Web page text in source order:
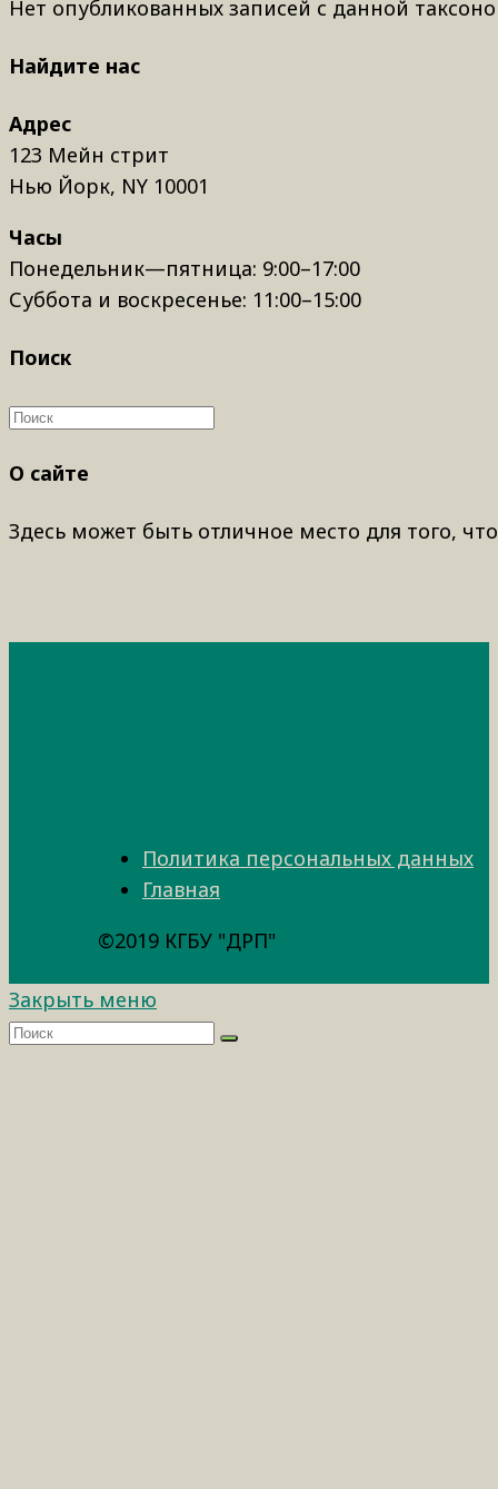
Нет опубликованных записей с данной
Найдите нас
Адрес
123 Мейн стрит
Нью Йорк, NY 10001
Часы
Понедельник—пятница: 9:00–17:00
Суббота и воскресенье: 11:00–15:00
Поиск
О сайте
Здесь может быть отличное место для того,
Политика персональных данных
Главная
©2019 КГБУ "ДРП"
Закрыть меню